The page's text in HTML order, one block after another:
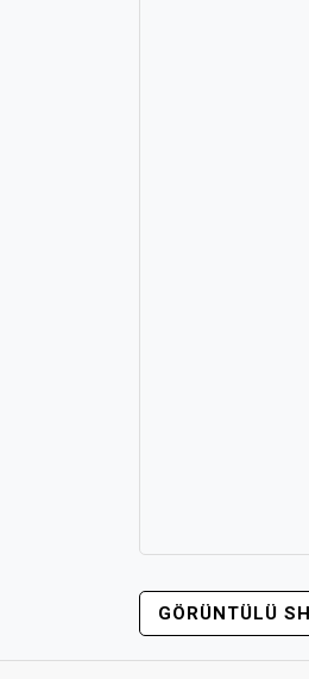
YAZI
GEZINMESI
GÖRÜNTÜLÜ